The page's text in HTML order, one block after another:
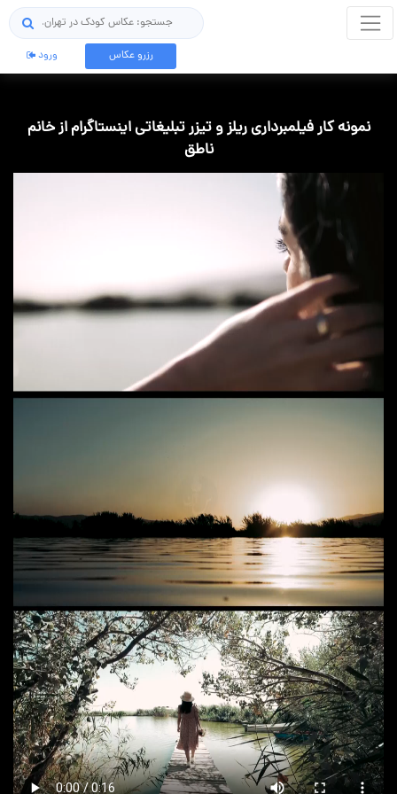
جستجو
رزرو عکاس ورود
نمونه کار فیلمبرداری ریلز و تیزر تبلیغاتی اینستاگرام از خانم
ناطق